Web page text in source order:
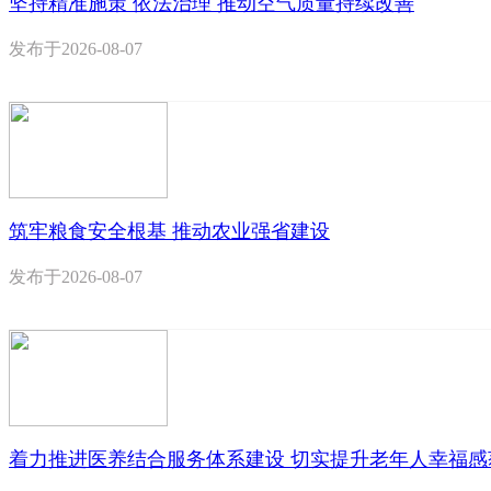
发布于2026-08-07
筑牢粮食安全根基 推动农业强省建设
发布于2026-08-07
着力推进医养结合服务体系建设 切实提升老年人幸福